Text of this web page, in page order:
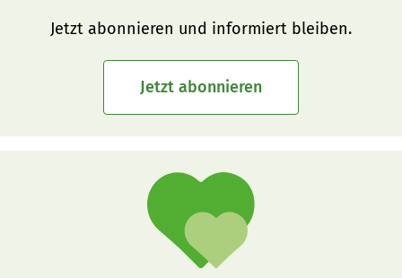
Jetzt abonnieren und informiert bleiben.
Jetzt abonnieren